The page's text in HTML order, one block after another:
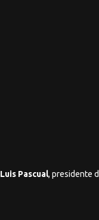
Luis Pascual, presidente